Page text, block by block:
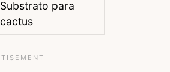
Substrato para
cactus